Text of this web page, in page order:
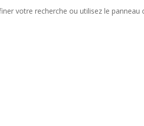
votre recherche ou utilisez le panneau